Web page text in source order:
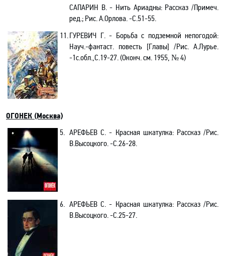
САПАРИН В. - Нить Ариадны: Рассказ /Примеч.
ред.; Рис. А.Орлова.-С.51-55.
11.ГУРЕВИЧ Г. - Борьба с подземной непогодой:
Науч.-фантаст. повесть [Главы] /Рис. А.Лурье.
-1с.обл.,C.19-27. (Оконч. см. 1955, № 4)
ОГОНЕК (Москва)
5. АРЕФЬЕВ С. - Красная шкатулка: Рассказ /Рис.
В.Высоцкого.-С.26-28.
6. АРЕФЬЕВ С. - Красная шкатулка: Рассказ /Рис.
В.Высоцкого.-С.25-27.